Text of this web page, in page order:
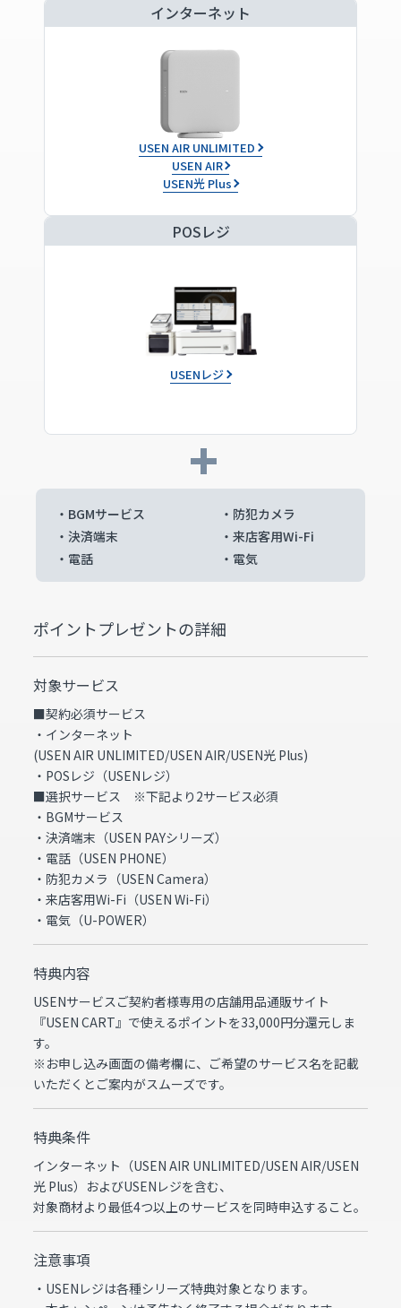
インターネット
USEN AIR UNLIMITED
USEN AIR
USEN光 Plus
POSレジ
USENレジ
・BGMサービス
・決済端末
・電話
・防犯カメラ
・来店客用Wi-Fi
・電気
ポイントプレゼントの詳細
対象サービス
■契約必須サービス
・インターネット
(USEN AIR UNLIMITED/USEN AIR/USEN光 Plus)
・POSレジ（USENレジ）
■選択サービス ※下記より2サービス必須
・BGMサービス
・決済端末（USEN PAYシリーズ）
・電話（USEN PHONE）
・防犯カメラ（USEN Camera）
・来店客用Wi-Fi（USEN Wi-Fi）
・電気（U-POWER）
特典内容
USENサービスご契約者様専⽤の店舗⽤品通販サイト
『USEN CART』で使えるポイントを33,000円分還元しま
す。
※お申し込み画面の備考欄に、ご希望のサービス名を記載
いただくとご案内がスムーズです。
特典条件
インターネット（USEN AIR UNLIMITED/USEN AIR/USEN
光 Plus）およびUSENレジを含む、
対象商材より最低4つ以上のサービスを同時申込すること。
注意事項
・USENレジは各種シリーズ特典対象となります。